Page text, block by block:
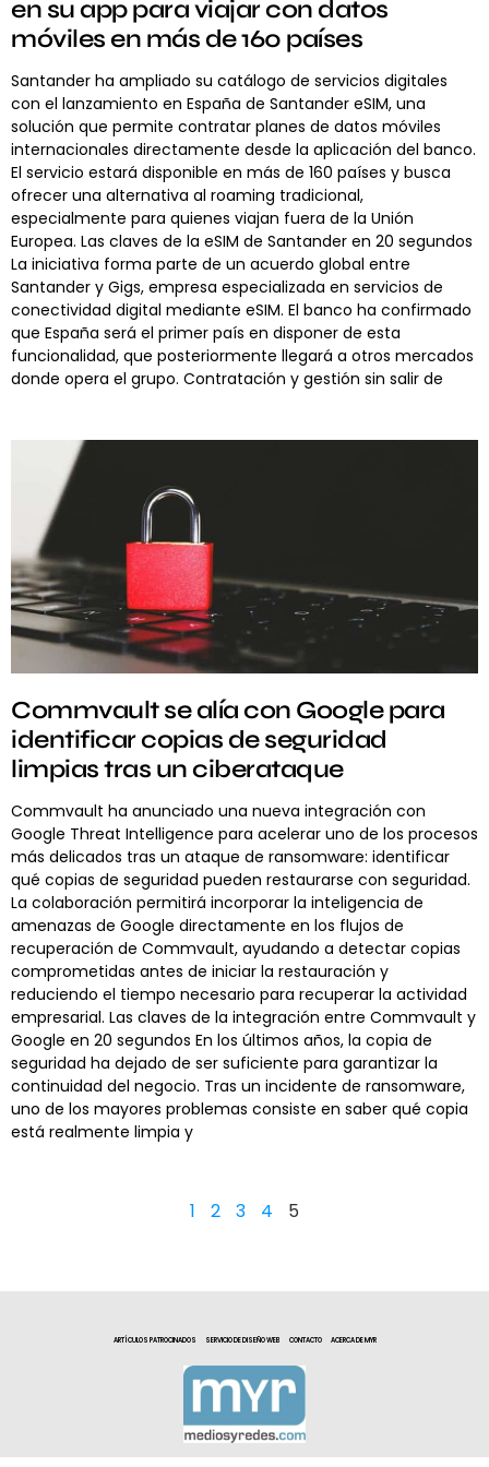
en su app para viajar con datos
móviles en más de 160 países
Santander ha ampliado su catálogo de servicios digitales
con el lanzamiento en España de Santander eSIM, una
solución que permite contratar planes de datos móviles
internacionales directamente desde la aplicación del banco.
El servicio estará disponible en más de 160 países y busca
ofrecer una alternativa al roaming tradicional,
especialmente para quienes viajan fuera de la Unión
Europea. Las claves de la eSIM de Santander en 20 segundos
La iniciativa forma parte de un acuerdo global entre
Santander y Gigs, empresa especializada en servicios de
conectividad digital mediante eSIM. El banco ha confirmado
que España será el primer país en disponer de esta
funcionalidad, que posteriormente llegará a otros mercados
donde opera el grupo. Contratación y gestión sin salir de
Commvault se alía con Google para
identificar copias de seguridad
limpias tras un ciberataque
Commvault ha anunciado una nueva integración con
Google Threat Intelligence para acelerar uno de los procesos
más delicados tras un ataque de ransomware: identificar
qué copias de seguridad pueden restaurarse con seguridad.
La colaboración permitirá incorporar la inteligencia de
amenazas de Google directamente en los flujos de
recuperación de Commvault, ayudando a detectar copias
comprometidas antes de iniciar la restauración y
reduciendo el tiempo necesario para recuperar la actividad
empresarial. Las claves de la integración entre Commvault y
Google en 20 segundos En los últimos años, la copia de
seguridad ha dejado de ser suficiente para garantizar la
continuidad del negocio. Tras un incidente de ransomware,
uno de los mayores problemas consiste en saber qué copia
está realmente limpia y
1 2 3 4 5
ARTÍCULOS PATROCINADOS SERVICIO DE DISEÑO WEB CONTACTO ACERCA DE MYR